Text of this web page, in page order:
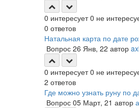
0 интересует 0 не
0 ответов
Натальная карта по дате
Вопрос 26 Янв, 22 автор
0 интересует 0 не
2 ответов
Где можно узнать руну по
Вопрос 05 Март, 21 автор